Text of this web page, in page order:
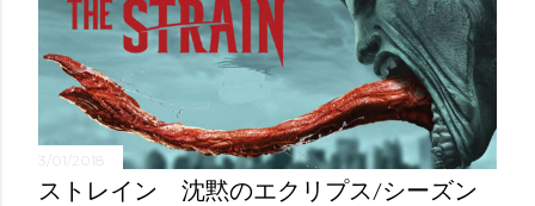
3/01/2018
ストレイン 沈黙のエクリプス/シーズン